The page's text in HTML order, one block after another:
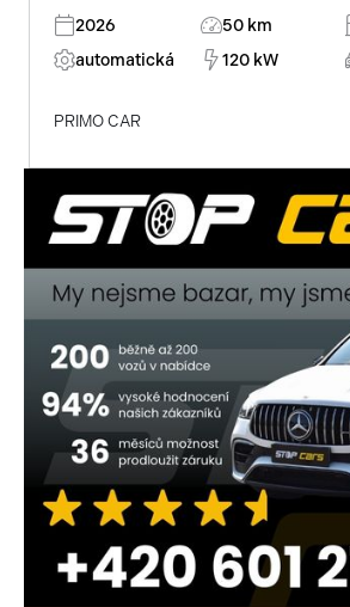
2026 50 km
automatická
120 kW
PRIMO CAR